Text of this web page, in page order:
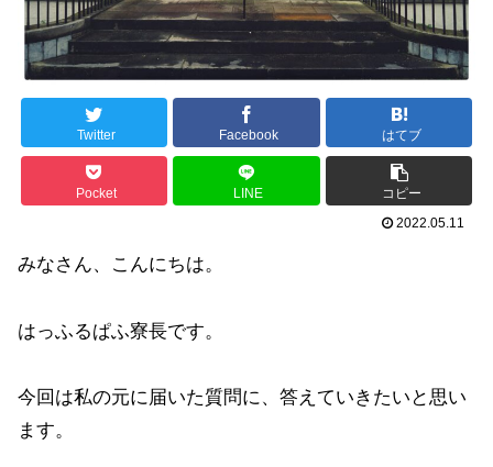
Twitter Facebook はてブ
Pocket LINE
コピー
2022.05.11
みなさん、こんにちは。
はっふるぱふ寮長です。
今回は私の元に届いた質問に、答えていきたいと思い
ます。